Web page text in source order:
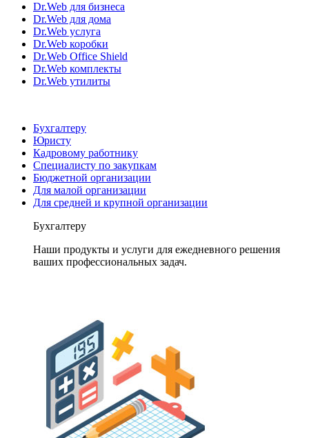
Dr.Web для бизнеса
Dr.Web для дома
Dr.Web услуга
Dr.Web коробки
Dr.Web Office Shield
Dr.Web комплекты
Dr.Web утилиты
Бухгалтеру
Юристу
Кадровому работнику
Специалисту по закупкам
Бюджетной организации
Для малой организации
Для средней и крупной организации
Бухгалтеру
Наши продукты и услуги для ежедневного решения
ваших профессиональных задач.